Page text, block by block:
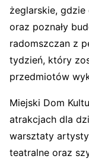
żeglarskie, gdzie
oraz poznały
radomszczan z
tydzień, który
przedmiotów
Miejski Dom
atrakcjach dla
warsztaty
teatralne oraz